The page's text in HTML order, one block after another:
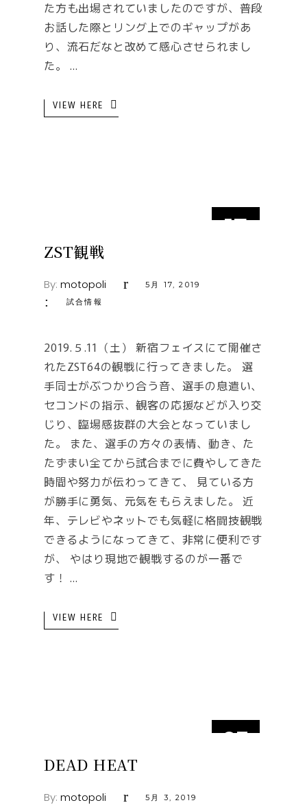
た方も出場されていましたのですが、普段
お話した際とリング上でのギャップがあ
り、流石だなと改めて感心させられまし
た。
VIEW HERE
17
ZST観戦
By: motopoli
5月 17, 2019
試合情報
2019.５.11（土） 新宿フェイスにて開催さ
れたZST64の観戦に行ってきました。 選
手同士がぶつかり合う音、選手の息遣い、
セコンドの指示、観客の応援などが入り交
じり、臨場感抜群の大会となっていまし
た。 また、選手の方々の表情、動き、た
たずまい全てから試合までに費やしてきた
時間や努力が伝わってきて、 見ている方
が勝手に勇気、元気をもらえました。 近
年、テレビやネットでも気軽に格闘技観戦
できるようになってきて、非常に便利です
が、 やはり現地で観戦するのが一番で
す！
VIEW HERE
03
DEAD HEAT
By: motopoli
5月 3, 2019